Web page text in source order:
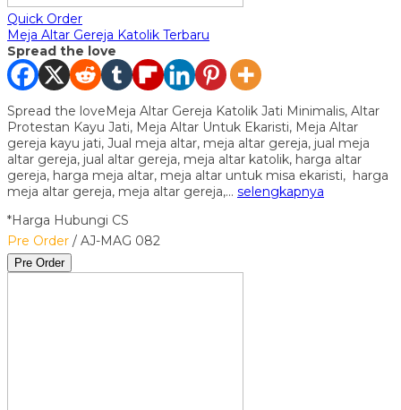
Quick Order
Meja Altar Gereja Katolik Terbaru
Spread the love
Spread the loveMeja Altar Gereja Katolik Jati Minimalis, Altar
Protestan Kayu Jati, Meja Altar Untuk Ekaristi, Meja Altar
gereja kayu jati, Jual meja altar, meja altar gereja, jual meja
altar gereja, jual altar gereja, meja altar katolik, harga altar
gereja, harga meja altar, meja altar untuk misa ekaristi, harga
meja altar gereja, meja altar gereja,… selengkapnya
*Harga Hubungi CS
Pre Order / AJ-MAG 082
Pre Order